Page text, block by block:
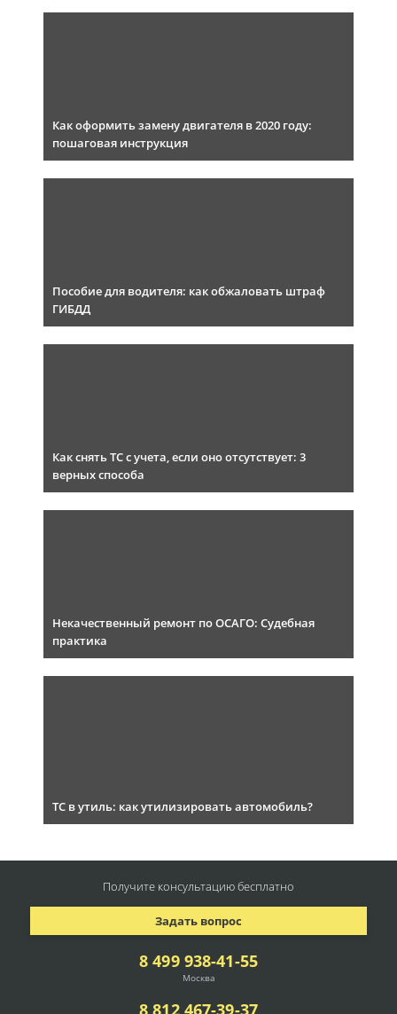
Как оформить замену двигателя в 2020 году:
пошаговая инструкция
Пособие для водителя: как обжаловать штраф
ГИБДД
Как снять ТС с учета, если оно отсутствует: 3
верных способа
Некачественный ремонт по ОСАГО: Судебная
практика
ТС в утиль: как утилизировать автомобиль?
8 499 938-41-55
Москва
8 812 467-39-37
Задать вопрос
Получите консультациюбесплатно